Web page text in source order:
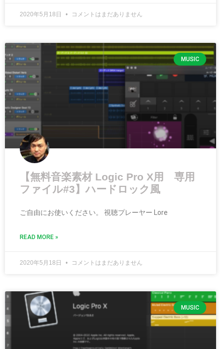
2020年5月18日 コメントはまだありません
MUSIC
【無料音楽素材 Logic Pro X用 専用
ファイル#3】ハードロック風
ご自由にお使いください。 視聴プレーヤー Lore
READ MORE »
2020年5月18日 コメントはまだありません
MUSIC